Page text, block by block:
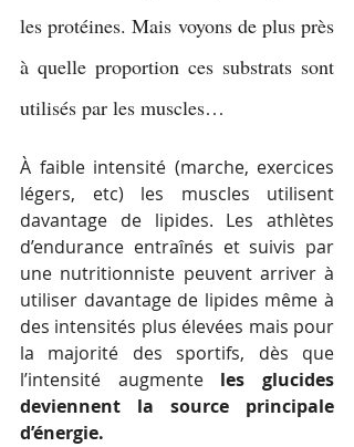
les protéines. Mais voyons de plus près
à quelle proportion ces substrats sont
utilisés par les muscles…
À faible intensité (marche, exercices
légers, etc) les muscles utilisent
davantage de lipides. Les athlètes
d’endurance entraînés et suivis par
une nutritionniste peuvent arriver à
utiliser davantage de lipides même à
des intensités plus élevées mais pour
la majorité des sportifs, dès que
l’intensité augmente les glucides
deviennent la source principale
d’énergie.